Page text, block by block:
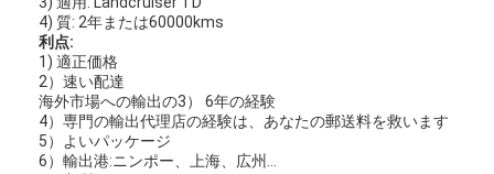
4) 質: 2年または60000kms
利点:
1) 適正価格
2）速い配達
海外市場への輸出の3） 6年の経験
4）専門の輸出代理店の経験は、あなたの郵送料を救います
5）よいパッケージ
6）輸出港:ニンポー、上海、広州…